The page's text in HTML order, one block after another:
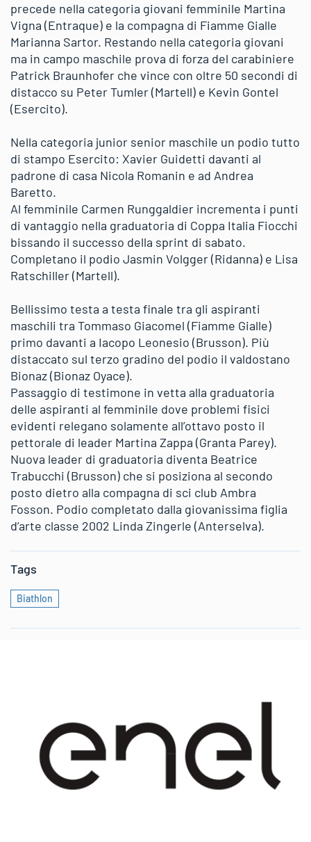
precede nella categoria giovani femminile Martina
Vigna (Entraque) e la compagna di Fiamme Gialle
Marianna Sartor. Restando nella categoria giovani
ma in campo maschile prova di forza del carabiniere
Patrick Braunhofer che vince con oltre 50 secondi di
distacco su Peter Tumler (Martell) e Kevin Gontel
(Esercito).
Nella categoria junior senior maschile un podio tutto
di stampo Esercito: Xavier Guidetti davanti al
padrone di casa Nicola Romanin e ad Andrea
Baretto.
Al femminile Carmen Runggaldier incrementa i punti
di vantaggio nella graduatoria di Coppa Italia Fiocchi
bissando il successo della sprint di sabato.
Completano il podio Jasmin Volgger (Ridanna) e Lisa
Ratschiller (Martell).
Bellissimo testa a testa finale tra gli aspiranti
maschili tra Tommaso Giacomel (Fiamme Gialle)
primo davanti a Iacopo Leonesio (Brusson). Più
distaccato sul terzo gradino del podio il valdostano
Bionaz (Bionaz Oyace).
Passaggio di testimone in vetta alla graduatoria
delle aspiranti al femminile dove problemi fisici
evidenti relegano solamente all’ottavo posto il
pettorale di leader Martina Zappa (Granta Parey).
Nuova leader di graduatoria diventa Beatrice
Trabucchi (Brusson) che si posiziona al secondo
posto dietro alla compagna di sci club Ambra
Fosson. Podio completato dalla giovanissima figlia
d’arte classe 2002 Linda Zingerle (Anterselva).
Tags
Biathlon